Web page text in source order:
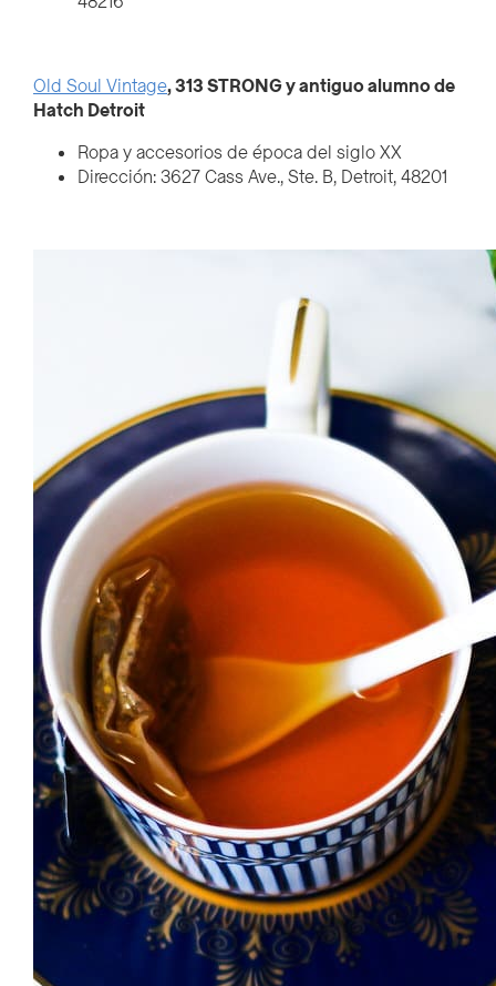
Old Soul Vintage, 313 STRONG y antiguo alumno de
Hatch Detroit
Ropa y accesorios de época del siglo XX
Dirección: 3627 Cass Ave., Ste. B, Detroit, 48201